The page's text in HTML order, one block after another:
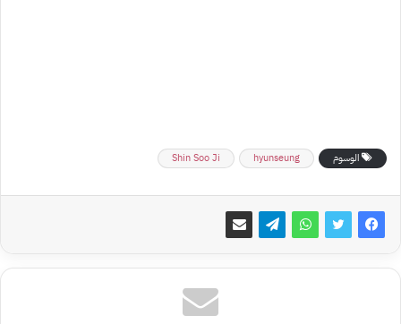
الوسوم hyunseung
Shin Soo Ji